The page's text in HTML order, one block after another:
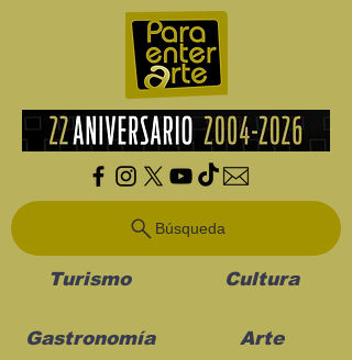
Búsqueda
Turismo Cultura
Gastronomía Arte